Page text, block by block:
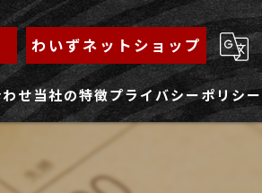
わいずネットショップ
せ
ーム
当社の特徴プライバシーポリシー